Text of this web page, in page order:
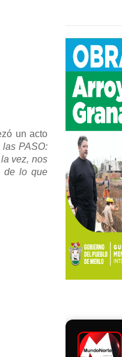
un acto
las PASO:
vez, nos
de lo que